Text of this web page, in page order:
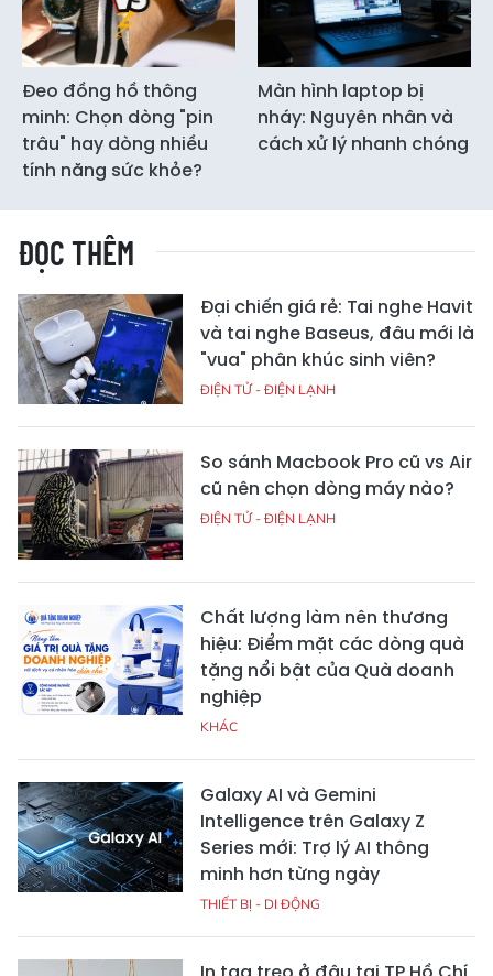
Đeo đồng hồ thông
minh: Chọn dòng "pin
trâu" hay dòng nhiều
tính năng sức khỏe?
Màn hình laptop bị
nháy: Nguyên nhân và
cách xử lý nhanh chóng
ĐỌC THÊM
Đại chiến giá rẻ: Tai nghe Havit
và tai nghe Baseus, đâu mới là
"vua" phân khúc sinh viên?
ĐIỆN TỬ - ĐIỆN LẠNH
So sánh Macbook Pro cũ vs Air
cũ nên chọn dòng máy nào?
ĐIỆN TỬ - ĐIỆN LẠNH
Chất lượng làm nên thương
hiệu: Điểm mặt các dòng quà
tặng nổi bật của Quà doanh
nghiệp
KHÁC
Galaxy AI và Gemini
Intelligence trên Galaxy Z
Series mới: Trợ lý AI thông
minh hơn từng ngày
THIẾT BỊ - DI ĐỘNG